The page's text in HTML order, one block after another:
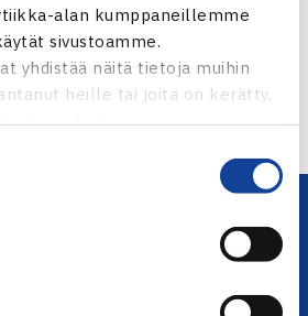
alan kumppaneillemme
sivustoamme.
yhdistää näitä tietoja muihin
heille tai joita on kerätty,
palvelujaan.